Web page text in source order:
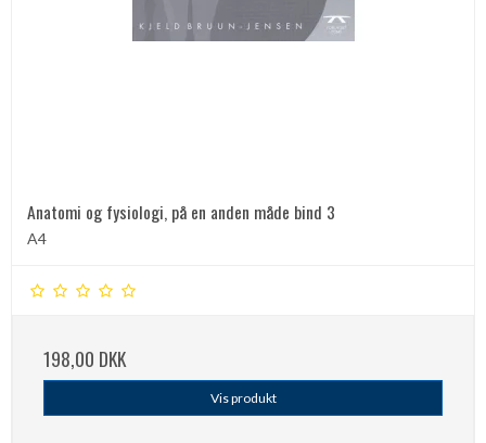
Anatomi og fysiologi, på en anden måde bind 3
A4
198,00 DKK
Vis produkt